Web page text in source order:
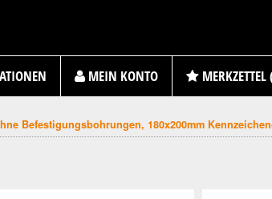
MEIN KONTO
Befestigungsbohrungen, 180x200mm